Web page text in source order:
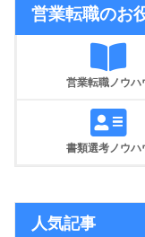
営業転職のお
営業転職ノウハ
書類選考ノウハ
人気記事